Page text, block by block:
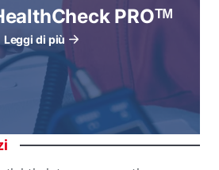
PROᵀᴹ
Leggi di più